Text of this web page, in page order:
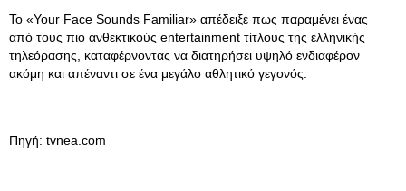
Το «Your Face Sounds Familiar» απέδειξε πως παραμένει ένας
από τους πιο ανθεκτικούς entertainment τίτλους της ελληνικής
τηλεόρασης, καταφέρνοντας να διατηρήσει υψηλό ενδιαφέρον
ακόμη και απέναντι σε ένα μεγάλο αθλητικό γεγονός.
Πηγή: tvnea.com